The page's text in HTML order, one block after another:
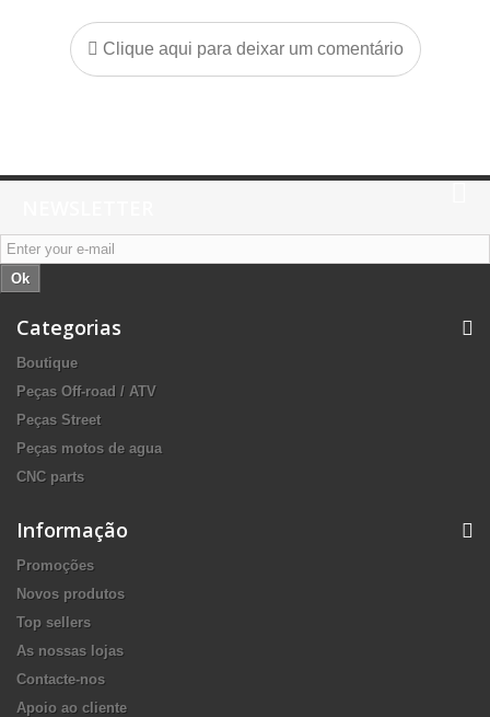
Clique aqui para deixar um comentário
Ok
Categorias
Boutique
Peças Off-road / ATV
Peças Street
Peças motos de agua
CNC parts
Informação
Promoções
Novos produtos
Top sellers
As nossas lojas
Contacte-nos
Apoio ao cliente